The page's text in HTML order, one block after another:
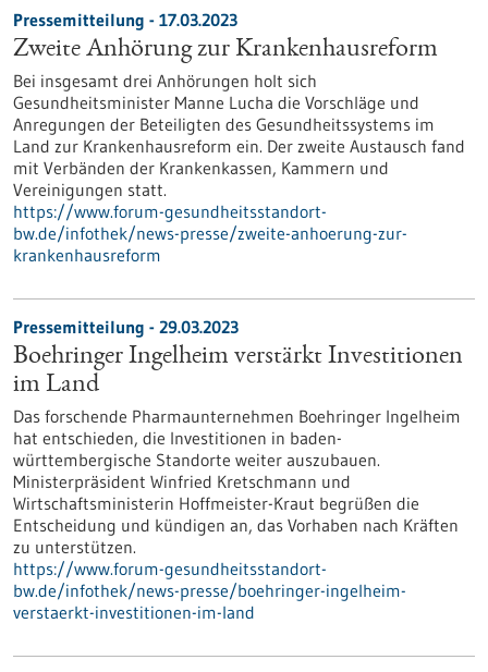
Pressemitteilung - 17.03.2023
Zweite Anhörung zur Krankenhausreform
Bei insgesamt drei Anhörungen holt sich
Gesundheitsminister Manne Lucha die Vorschläge und
Anregungen der Beteiligten des Gesundheitssystems im
Land zur Krankenhausreform ein. Der zweite Austausch fand
mit Verbänden der Krankenkassen, Kammern und
Vereinigungen statt.
https://www.forum-gesundheitsstandort-
bw.de/infothek/news-presse/zweite-anhoerung-zur-
krankenhausreform
Pressemitteilung - 29.03.2023
Boehringer Ingelheim verstärkt Investitionen
im Land
Das forschende Pharmaunternehmen Boehringer Ingelheim
hat entschieden, die Investitionen in baden-
württembergische Standorte weiter auszubauen.
Ministerpräsident Winfried Kretschmann und
Wirtschaftsministerin Hoffmeister-Kraut begrüßen die
Entscheidung und kündigen an, das Vorhaben nach Kräften
zu unterstützen.
https://www.forum-gesundheitsstandort-
bw.de/infothek/news-presse/boehringer-ingelheim-
verstaerkt-investitionen-im-land